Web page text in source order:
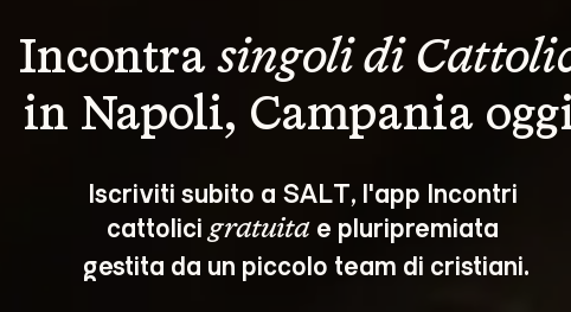
Incontra singoli di
in Napoli, Campania
Iscriviti subito a SALT, l'app Incontri
cattolici gratuita e pluripremiata
gestita da un piccolo team di cristiani.